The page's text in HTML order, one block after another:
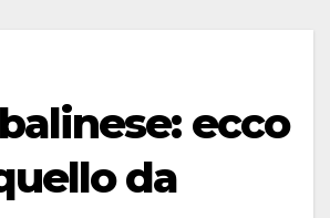
ecco
da